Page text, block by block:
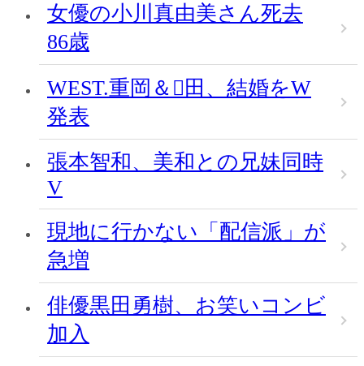
女優の小川真由美さん死去
86歳
WEST.重岡＆田、結婚をW
発表
張本智和、美和との兄妹同時
V
現地に行かない「配信派」が
急増
俳優黒田勇樹、お笑いコンビ
加入